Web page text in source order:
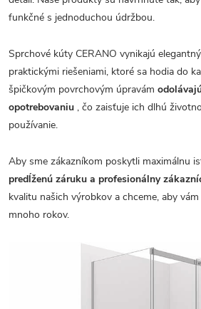
funkčné s jednoduchou údržbou.
Sprchové kúty CERANO vynikajú
praktickými riešeniami, ktoré sa hodia do
špičkovým povrchovým úpravám
opotrebovaniu , čo zaisťuje ich dlhú
používanie.
Aby sme zákazníkom poskytli maximálnu
predĺženú záruku a profesionálny
kvalitu našich výrobkov a chceme, aby
mnoho rokov.